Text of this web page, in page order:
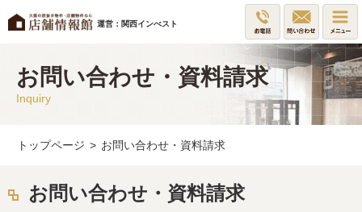
運営：関西インべスト
お問い合わせ・資料請求
Inquiry
トップページ > お問い合わせ・資料請求
お問い合わせ・資料請求